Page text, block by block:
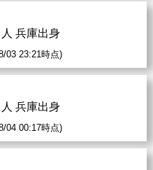
兵庫出身
03 23:21時点)
兵庫出身
04 00:17時点)